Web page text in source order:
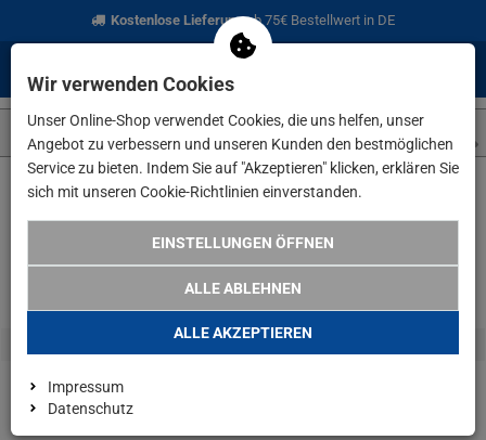
Kostenlose Lieferungab 75€ Bestellwert in DE
Wir verwenden Cookies
Unser Online-Shop verwendet Cookies, die uns helfen, unser
Angebot zu verbessern und unseren Kunden den bestmöglichen
Service zu bieten. Indem Sie auf "Akzeptieren" klicken, erklären Sie
sich mit unseren Cookie-Richtlinien einverstanden.
EINSTELLUNGEN ÖFFNEN
ALLE ABLEHNEN
ALLE AKZEPTIEREN
Impressum
Datenschutz